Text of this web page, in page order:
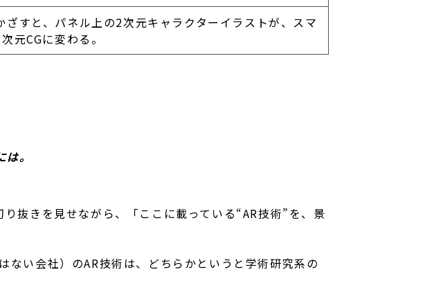
ざすと、パネル上の2次元キャラクターイラストが、スマ
元CGに変わる。
。
抜きを見せながら、「ここに載っている“AR技術”を、景
い会社）のAR技術は、どちらかというと学術研究系の